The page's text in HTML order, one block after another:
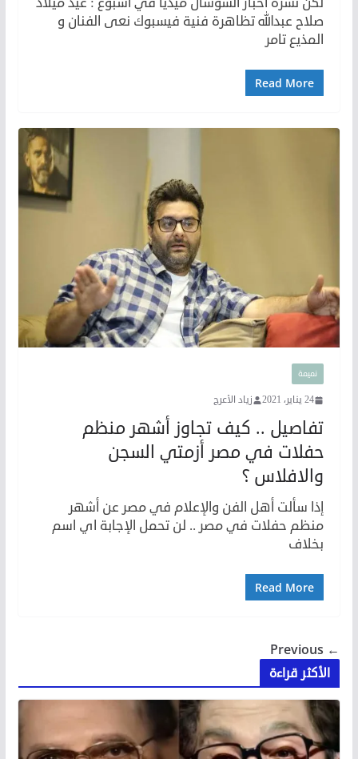
صلاح عبدالله تظاهرة فنية فيسبوك نعى الفنان و
المذيع تامر
Read More
نميمة
24 يناير، 2021 زياد الأعرج
تفاصيل .. كيف تجاوز أشهر منظم
حفلات في مصر أزمتي السجن
والافلاس ؟
إذا سألت أهل الفن والإعلام في مصر عن أشهر
منظم حفلات في مصر .. لن تحمل الإجابة اي اسم
بخلاف
Read More
← Previous
الأكثر قراءة